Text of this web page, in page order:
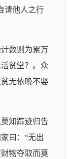
请他人之行
数则为累万
贫堂？。众
无依晩不娶
知踪迹归告
曰：“无出
物夺取而莫